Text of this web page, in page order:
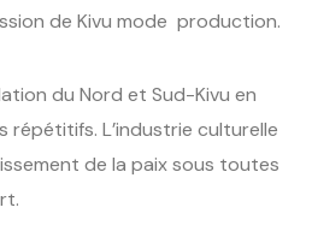
de Kivu mode production.
du Nord et Sud-Kivu en
répétitifs. L’industrie culturelle
de la paix sous toutes